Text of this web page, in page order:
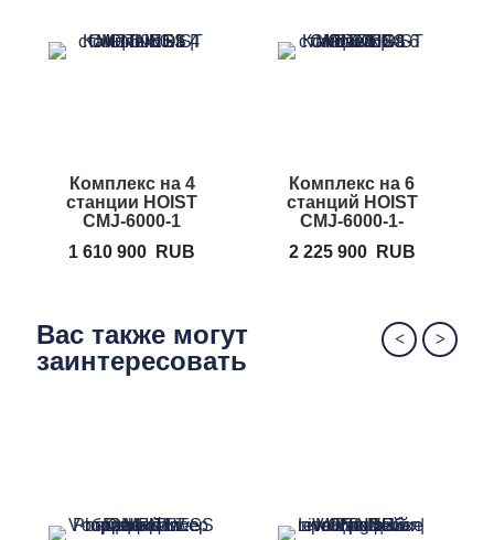
Комплекс на 4
станции HOIST
CMJ-6000-1
1 610 900
RUB
Комплекс на 6
станций HOIST
CMJ-6000-1-
2 225 900 RUB
Вас также могут
заинтересовать